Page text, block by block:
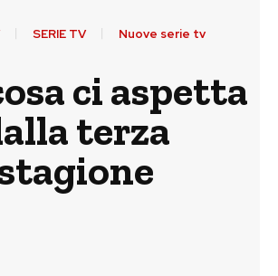
SERIE TV Nuove serie tv
ci aspetta
terza